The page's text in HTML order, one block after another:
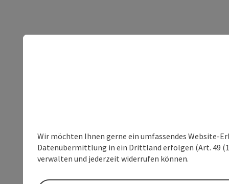
Wir möchten Ihnen gerne ein umfassendes Website-
Datenübermittlung in ein Drittland erfolgen (Art. 49
verwalten und jederzeit widerrufen können.